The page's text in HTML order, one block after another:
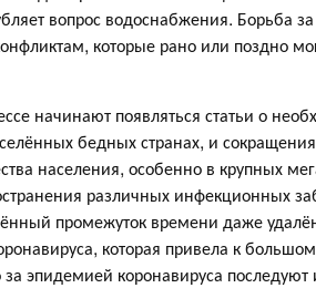
вопрос водоснабжения. Борьба
которые рано или поздно
начинают появляться статьи о
бедных странах, и
населения, особенно в крупных
различных инфекционных
промежуток времени даже
которая привела к
эпидемией коронавируса